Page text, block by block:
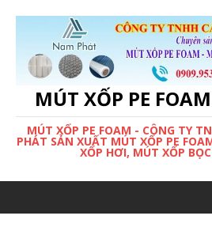
MÚT XỐP PE
MÚT XỐP PE FOAM - CÔNG TY
PHÁT SẢN XUẤT MÚT XỐP PE
XỐP HƠI, MÚT XỐP